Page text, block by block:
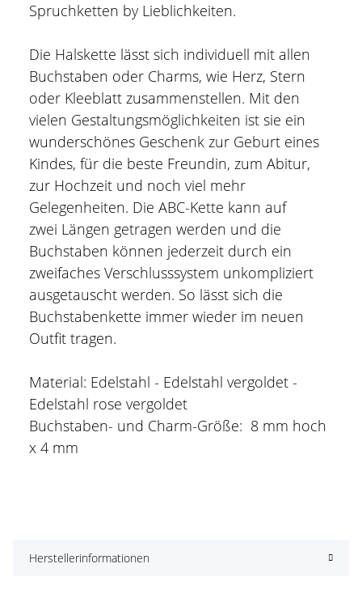
Spruchketten by Lieblichkeiten.
Die Halskette lässt sich individuell mit allen
Buchstaben oder Charms, wie Herz, Stern
oder Kleeblatt zusammenstellen. Mit den
vielen Gestaltungsmöglichkeiten ist sie ein
wunderschönes Geschenk zur Geburt eines
Kindes, für die beste Freundin, zum Abitur,
zur Hochzeit und noch viel mehr
Gelegenheiten. Die ABC-Kette kann auf
zwei Längen getragen werden und die
Buchstaben können jederzeit durch ein
zweifaches Verschlusssystem unkompliziert
ausgetauscht werden. So lässt sich die
Buchstabenkette immer wieder im neuen
Outfit tragen.
Material: Edelstahl - Edelstahl vergoldet -
Edelstahl rose vergoldet
Buchstaben- und Charm-Größe: 8 mm hoch
x 4 mm
Herstellerinformationen